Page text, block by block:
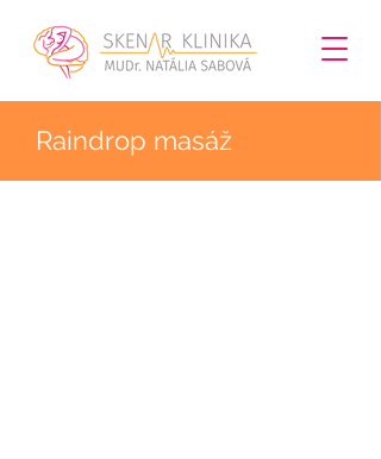
Raindrop masáž